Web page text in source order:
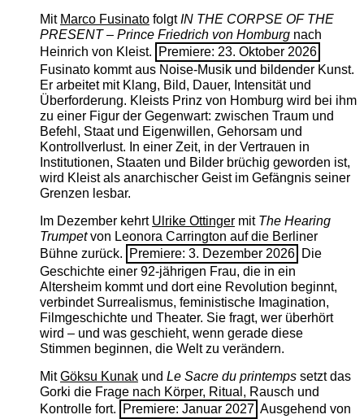
Mit Marco FusinatofolgtIN THE CORPSE OF THE
PRESENT – Prince Friedrich von Homburgnach
Heinrich von Kleist.
Premiere: 23. Oktober 2026
Fusinato kommt aus Noise-Musik und bildender Kunst.
Er arbeitet mit Klang, Bild, Dauer, Intensität und
Überforderung. Kleists Prinz von Homburg wird bei ihm
zu einer Figur der Gegenwart: zwischen Traum und
Befehl, Staat und Eigenwillen, Gehorsam und
Kontrollverlust. In einer Zeit, in der Vertrauen in
Institutionen, Staaten und Bilder brüchig geworden ist,
wird Kleist als anarchischer Geist im Gefängnis seiner
Grenzen lesbar.
Im Dezember kehrt Ulrike Ottingermit The ­Hearing
Trumpetvon Leonora Carrington auf die Berliner
Bühne zurück.
Premiere: 3. Dezember 2026 Die
Geschichte einer 92-jährigen Frau, die in ein
Altersheim kommt und dort eine Revolution beginnt,
verbindet Surrealismus, feministische Imagination,
Filmgeschichte und Theater. Sie fragt, wer überhört
wird – und was geschieht, wenn gerade diese
Stimmen beginnen, die Welt zu verändern.
MitGöksu Kunakund Le Sacre du printempssetzt das
Gorki die Frage nach Körper, Ritual, Rausch und
Kontrolle fort.
Premiere: Januar 2027 Ausgehend von